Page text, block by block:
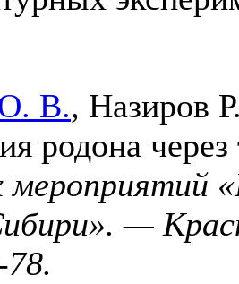
В., Назиров
родона
мероприятий
—